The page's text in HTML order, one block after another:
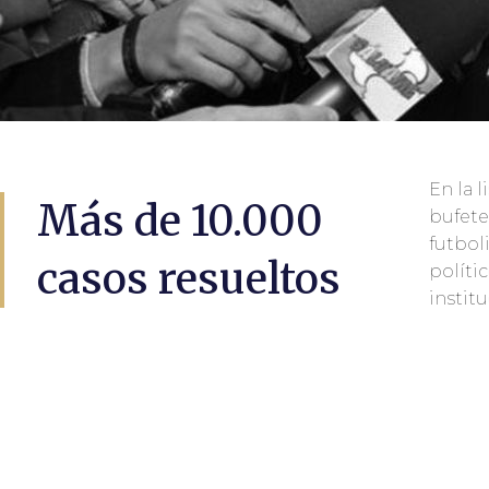
Más de 10.000
casos resueltos
En la
y
en
penal